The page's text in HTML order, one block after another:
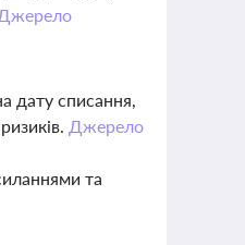
дату списання,
Джерело
та